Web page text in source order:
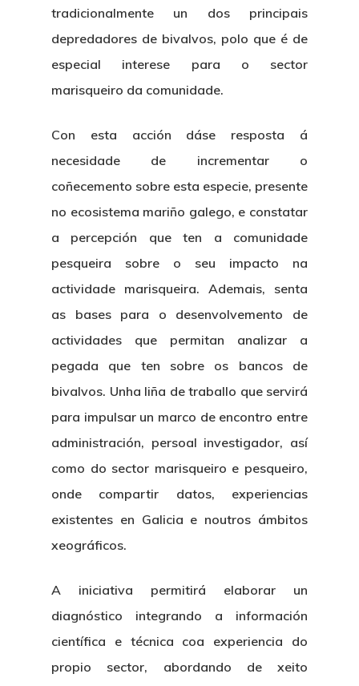
tradicionalmente un dos principais
depredadores de bivalvos, polo que é de
especial interese para o sector
marisqueiro da comunidade.
Con esta acción dáse resposta á
necesidade de incrementar o
coñecemento sobre esta especie, presente
no ecosistema mariño galego, e constatar
a percepción que ten a comunidade
pesqueira sobre o seu impacto na
actividade marisqueira. Ademais, senta
as bases para o desenvolvemento de
actividades que permitan analizar a
pegada que ten sobre os bancos de
bivalvos. Unha liña de traballo que servirá
para impulsar un marco de encontro entre
administración, persoal investigador, así
como do sector marisqueiro e pesqueiro,
onde compartir datos, experiencias
existentes en Galicia e noutros ámbitos
xeográficos.
A iniciativa permitirá elaborar un
diagnóstico integrando a información
científica e técnica coa experiencia do
propio sector, abordando de xeito